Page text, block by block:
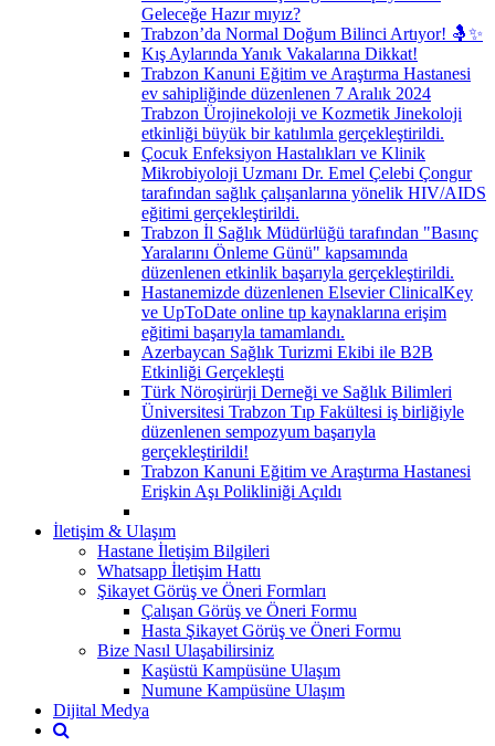
Geleceğe Hazır mıyız?
Trabzon’da Normal Doğum Bilinci Artıyor! 🤱✨
Kış Aylarında Yanık Vakalarına Dikkat!
Trabzon Kanuni Eğitim ve Araştırma Hastanesi
ev sahipliğinde düzenlenen 7 Aralık 2024
Trabzon Ürojinekoloji ve Kozmetik Jinekoloji
etkinliği büyük bir katılımla gerçekleştirildi.
Çocuk Enfeksiyon Hastalıkları ve Klinik
Mikrobiyoloji Uzmanı Dr. Emel Çelebi Çongur
tarafından sağlık çalışanlarına yönelik HIV/AIDS
eğitimi gerçekleştirildi.
Trabzon İl Sağlık Müdürlüğü tarafından "Basınç
Yaralarını Önleme Günü" kapsamında
düzenlenen etkinlik başarıyla gerçekleştirildi.
Hastanemizde düzenlenen Elsevier ClinicalKey
ve UpToDate online tıp kaynaklarına erişim
eğitimi başarıyla tamamlandı.
Azerbaycan Sağlık Turizmi Ekibi ile B2B
Etkinliği Gerçekleşti
Türk Nöroşirürji Derneği ve Sağlık Bilimleri
Üniversitesi Trabzon Tıp Fakültesi iş birliğiyle
düzenlenen sempozyum başarıyla
gerçekleştirildi!
Trabzon Kanuni Eğitim ve Araştırma Hastanesi
Erişkin Aşı Polikliniği Açıldı
İletişim & Ulaşım
Hastane İletişim Bilgileri
Whatsapp İletişim Hattı
Şikayet Görüş ve Öneri Formları
Çalışan Görüş ve Öneri Formu
Hasta Şikayet Görüş ve Öneri Formu
Bize Nasıl Ulaşabilirsiniz
Kaşüstü Kampüsüne Ulaşım
Numune Kampüsüne Ulaşım
Dijital Medya